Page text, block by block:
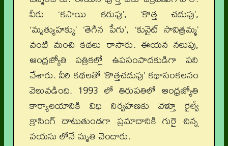
వీరు ‘కసాయి కరువు’, ‘కొత్త చదువు’,
‘మృత్యుహక్కు’ ‘తెగిన పేగు’, ‘కువైట్ సావిత్రమ్మ’
వంటి మంచి కథలు రాసారు. ఈయన నలుపు,
ఆంధ్రజ్యోతి పత్రికల్లో ఉపసంపాదకుడిగా పని
చేశారు. వీరి కథలతో ‘కొత్తచదువు’ కథాసంకలనం
వెలువడింది. 1993 లో తిరుపతిలో ఆంధ్రజ్యోతి
కార్యాలయానికి విధి నిర్వహణకు వెళ్తూ రైల్వే
క్రాసింగ్ దాటుతుండగా ప్రమాదానికి గురై చిన్న
వయసు లోనే మృతి చెందారు.